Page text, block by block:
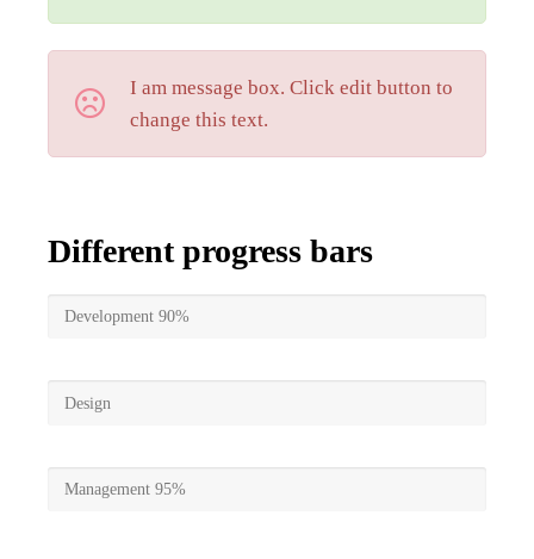
I am message box. Click edit button to
change this text.
Different progress bars
Development90%
Design
Management95%